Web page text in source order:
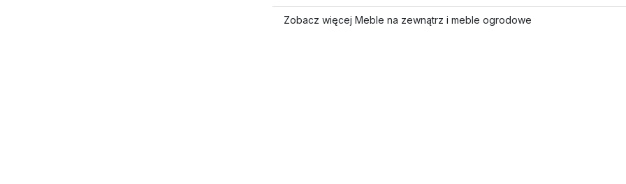
Zobacz więcej Meble na zewnątrz i meble ogrodowe